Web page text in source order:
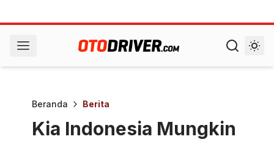
Beranda Berita
Kia Indonesia Mungkin